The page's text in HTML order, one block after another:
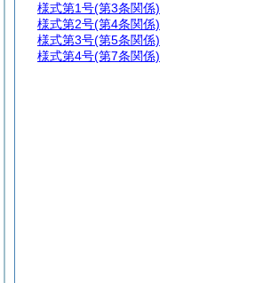
様式第1号(第3条関係)
様式第2号(第4条関係)
様式第3号(第5条関係)
様式第4号(第7条関係)